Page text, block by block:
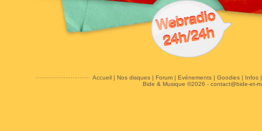
Accueil| Nos disques| Forum| Evénements| Goodies| Infos
Bide & Musique ©2026 - contact@bide-et-